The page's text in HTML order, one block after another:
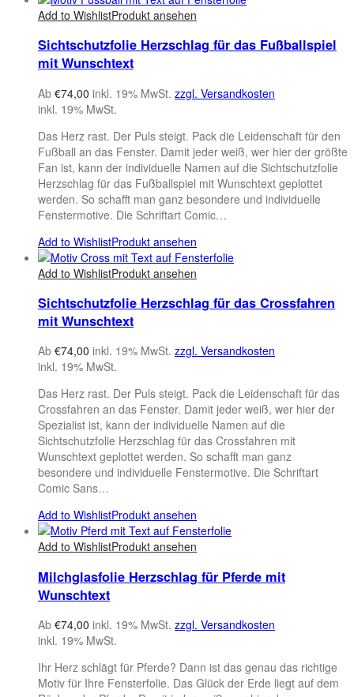
Add to WishlistProdukt ansehen
Sichtschutzfolie Herzschlag für das Fußballspiel
mit Wunschtext
Ab €74,00 inkl. 19% MwSt. zzgl. Versandkosten
inkl. 19% MwSt.
Das Herz rast. Der Puls steigt. Pack die Leidenschaft für den
Fußball an das Fenster. Damit jeder weiß, wer hier der größte
Fan ist, kann der individuelle Namen auf die Sichtschutzfolie
Herzschlag für das Fußballspiel mit Wunschtext geplottet
werden. So schafft man ganz besondere und individuelle
Fenstermotive. Die Schriftart Comic…
Add to WishlistProdukt ansehen
Add to WishlistProdukt ansehen
Sichtschutzfolie Herzschlag für das Crossfahren
mit Wunschtext
Ab €74,00 inkl. 19% MwSt. zzgl. Versandkosten
inkl. 19% MwSt.
Das Herz rast. Der Puls steigt. Pack die Leidenschaft für das
Crossfahren an das Fenster. Damit jeder weiß, wer hier der
Spezialist ist, kann der individuelle Namen auf die
Sichtschutzfolie Herzschlag für das Crossfahren mit
Wunschtext geplottet werden. So schafft man ganz
besondere und individuelle Fenstermotive. Die Schriftart
Comic Sans…
Add to WishlistProdukt ansehen
Add to WishlistProdukt ansehen
Milchglasfolie Herzschlag für Pferde mit
Wunschtext
Ab €74,00 inkl. 19% MwSt. zzgl. Versandkosten
inkl. 19% MwSt.
Ihr Herz schlägt für Pferde? Dann ist das genau das richtige
Motiv für Ihre Fensterfolie. Das Glück der Erde liegt auf dem